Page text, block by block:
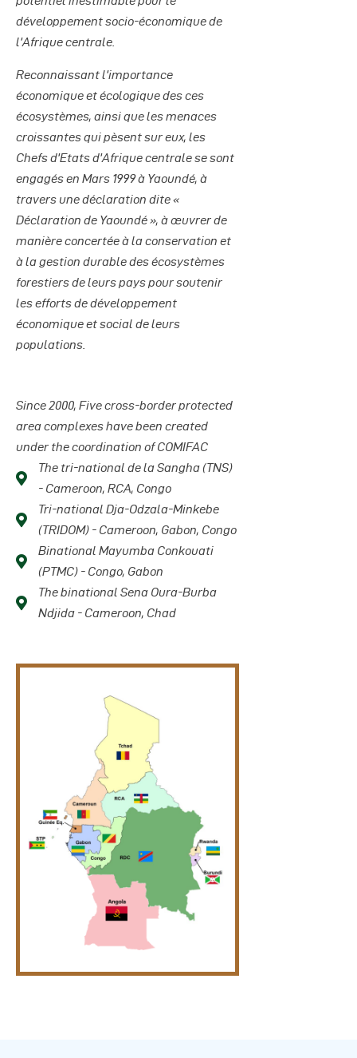
développement socio-économique de
l’Afrique centrale.
Reconnaissant l’importance
économique et écologique des ces
écosystèmes, ainsi que les menaces
croissantes qui pèsent sur eux, les
Chefs d’Etats d’Afrique centrale se sont
engagés en Mars 1999 à Yaoundé, à
travers une déclaration dite «
Déclaration de Yaoundé », à œuvrer de
manière concertée à la conservation et
à la gestion durable des écosystèmes
forestiers de leurs pays pour soutenir
les efforts de développement
économique et social de leurs
populations.
Since 2000, Five cross-border protected
area complexes have been created
under the coordination of COMIFAC
The tri-national de la Sangha (TNS)
- Cameroon, RCA, Congo
Tri-national Dja-Odzala-Minkebe
(TRIDOM) - Cameroon, Gabon, Congo
Binational Mayumba Conkouati
(PTMC) - Congo, Gabon
The binational Sena Oura-Burba
Ndjida - Cameroon, Chad